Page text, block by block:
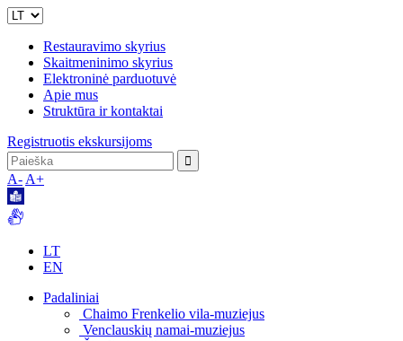
Restauravimo skyrius
Skaitmeninimo skyrius
Elektroninė parduotuvė
Apie mus
Struktūra ir kontaktai
Registruotis ekskursijoms
A- A+
LT
EN
Padaliniai
Chaimo Frenkelio vila-muziejus
Venclauskių namai-muziejus